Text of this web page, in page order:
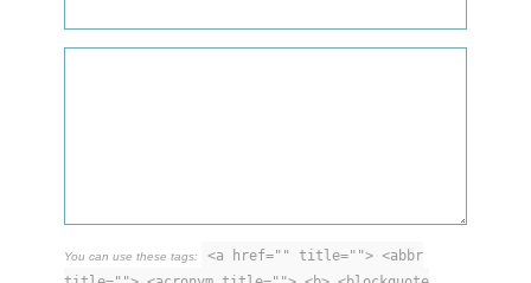
You can use these tags:
<a href="" title=""> <abbr